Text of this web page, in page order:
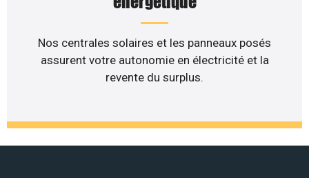
Nos centrales solaires et les panneaux posés
assurent votre autonomie en électricité et la
revente du surplus.